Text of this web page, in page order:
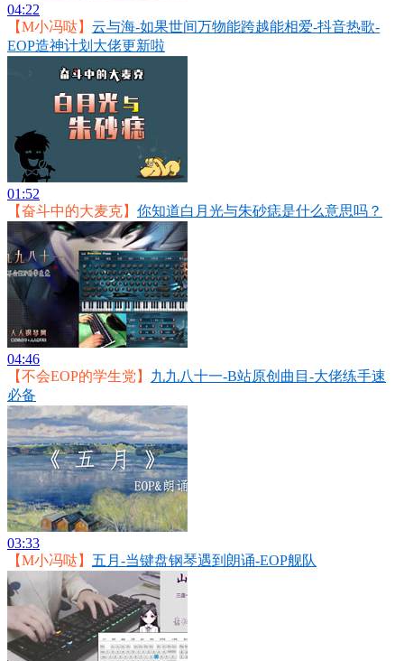
04:22
【M小冯哒】 云与海-如果世间万物能跨越能相爱-抖音热歌-
EOP造神计划大佬更新啦
01:52
【奋斗中的大麦克】 你知道白月光与朱砂痣是什么意思吗？
04:46
【不会EOP的学生党】 九九八十一-B站原创曲目-大佬练手速
必备
03:33
【M小冯哒】 五月-当键盘钢琴遇到朗诵-EOP舰队